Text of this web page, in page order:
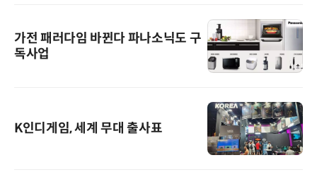
가전 패러다임 바뀐다 파나소닉도 구
독사업
K인디게임, 세계 무대 출사표